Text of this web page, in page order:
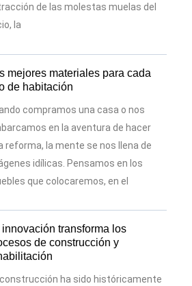
de las molestas muelas del
la
mejores materiales para cada
de habitación
compramos una casa o nos
en la aventura de hacer
reforma, la mente se nos llena de
idílicas. Pensamos en los
que colocaremos, en el
innovación transforma los
de construcción y
construcción ha sido históricamente